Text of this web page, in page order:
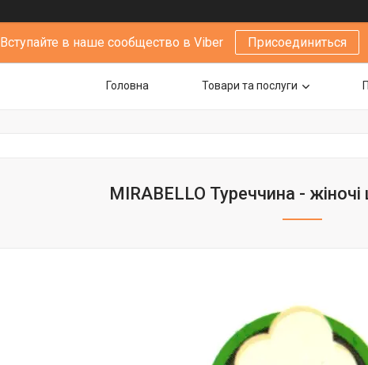
Вступайте в наше сообщество в Viber Присоединиться
Головна Товари та послуги
MIRABELLO Туреччина - жіночі